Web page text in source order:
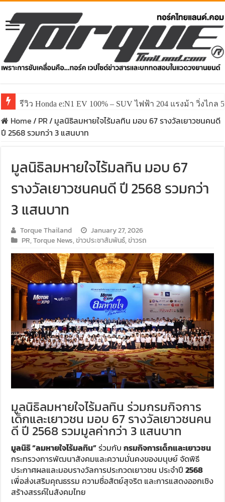
รีวิว Honda e:N1 EV 100% – SUV ไฟฟ้า 204 แรงม้า วิ่งไกล
Home/ PR/ มูลนิธิลมหายใจไร้มลทิน มอบ 67 รางวัลเยาวชนคนดี
ปี 2568 รวมกว่า 3 แสนบาท
มูลนิธิลมหายใจไร้มลทิน มอบ 67
รางวัลเยาวชนคนดี ปี 2568 รวมกว่า
3 แสนบาท
Torque Thailand
January 27, 2026
PR,Torque News,ข่าวประชาสัมพันธ์,ข่าวรถ
มูลนิธิลมหายใจไร้มลทิน ร่วมกรมกิจการ
เด็กและเยาวชน มอบ 67 รางวัลเยาวชนคน
ดี ปี 2568 รวมมูลค่ากว่า 3 แสนบาท
มูลนิธิ “ลมหายใจไร้มลทิน”ร่วมกับกรมกิจการเด็กและเยาวชน
กระทรวงการพัฒนาสังคมและความมั่นคงของมนุษย์ จัดพิธี
ประกาศผลและมอบรางวัลการประกวดเยาวชน ประจำปี2568
เพื่อส่งเสริมคุณธรรม ความซื่อสัตย์สุจริต และการแสดงออกเชิง
สร้างสรรค์ในสังคมไทย